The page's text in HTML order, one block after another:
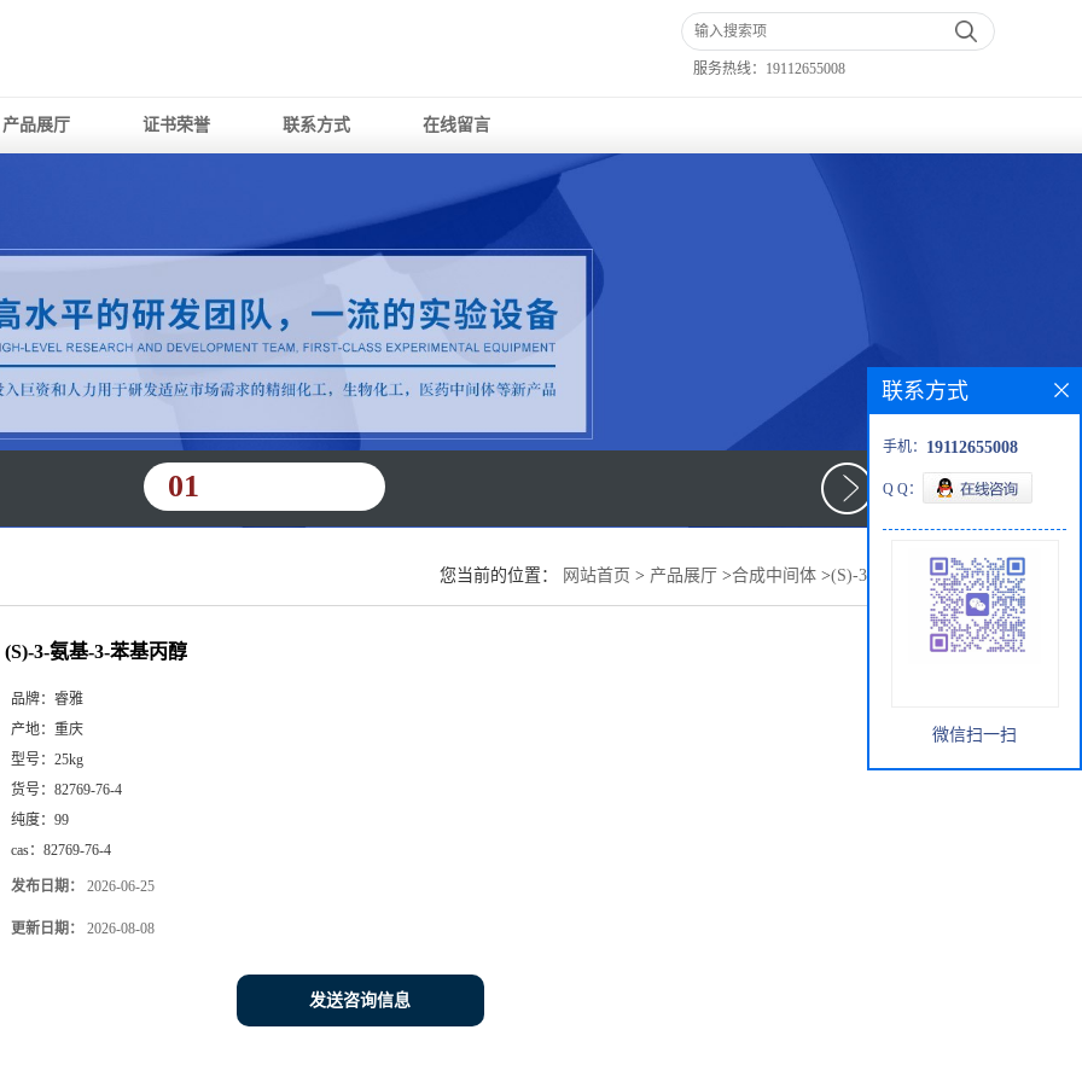
服务热线： 19112655008
产品展厅 证书荣誉 联系方式 在线留言
01
您当前的位置： 网站首页 > 产品展厅 >合成中间体 >(S)-3-氨基-3-苯基丙醇
(S)-3-氨基-3-苯基丙醇
品牌： 睿雅
产地： 重庆
型号： 25kg
货号： 82769-76-4
纯度： 99
cas： 82769-76-4
发布日期： 2026-06-25
更新日期： 2026-08-08
发送咨询信息
联系方式
手机： 19112655008
Q Q：
微信扫一扫